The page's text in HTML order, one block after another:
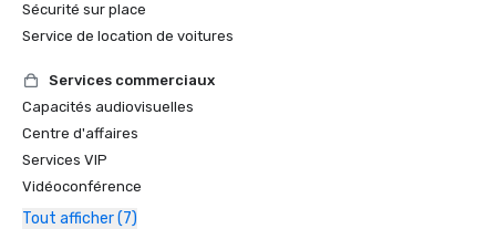
Sécurité sur place
Service de location de voitures
Services commerciaux
Capacités audiovisuelles
Centre d'affaires
Services VIP
Vidéoconférence
Tout afficher (7)